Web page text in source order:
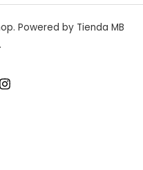
Powered by Tienda MB